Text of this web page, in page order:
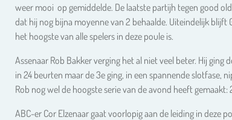
weer mooi op gemiddelde. De laatste partijh tegen good
dat hij nog bijna moyenne van 2 behaalde. Uiteindelijk
het hoogste van alle spelers in deze poule is.
Assenaar Rob Bakker verging het al niet veel beter. Hij
in 24 beurten maar de 3e ging, in een spannende slotfase,
Rob nog wel de hoogste serie van de avond heeft gemaakt:
ABC-er Cor Elzenaar gaat voorlopig aan de leiding in